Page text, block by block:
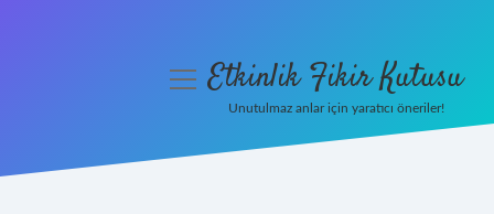
menüyüEtkinlik Fikir Kutusu
Unutulmaz anlar için yaratıcı öneriler!